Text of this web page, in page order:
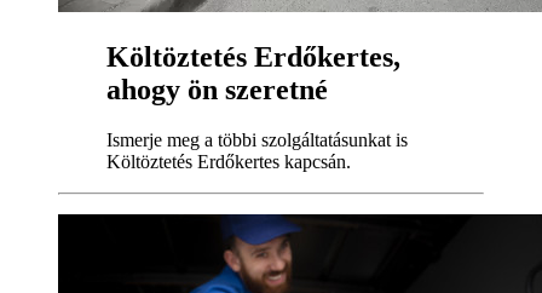
Költöztetés Erdőkertes,
ahogy ön szeretné
Ismerje meg a többi szolgáltatásunkat is
Költöztetés Erdőkertes kapcsán.